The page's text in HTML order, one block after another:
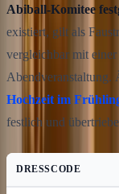
Abiball-Komitee
existiert, gilt als
vergleichbar mit
Abendveranstaltung.
Hochzeit im
festlich und
DRESSCODE